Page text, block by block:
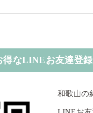
得なLINEお友達登
和歌山の